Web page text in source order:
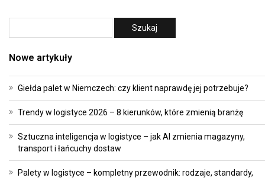
Nowe artykuły
Giełda palet w Niemczech: czy klient naprawdę jej potrzebuje?
Trendy w logistyce 2026 – 8 kierunków, które zmienią branżę
Sztuczna inteligencja w logistyce – jak AI zmienia magazyny,
transport i łańcuchy dostaw
Palety w logistyce – kompletny przewodnik: rodzaje, standardy,